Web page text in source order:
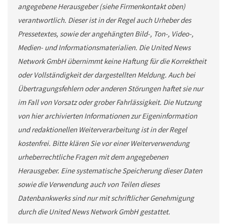
angegebene Herausgeber (siehe Firmenkontakt oben)
verantwortlich. Dieser ist in der Regel auch Urheber des
Pressetextes, sowie der angehängten Bild-, Ton-, Video-,
Medien- und Informationsmaterialien. Die United News
Network GmbH übernimmt keine Haftung für die Korrektheit
oder Vollständigkeit der dargestellten Meldung. Auch bei
Übertragungsfehlern oder anderen Störungen haftet sie nur
im Fall von Vorsatz oder grober Fahrlässigkeit. Die Nutzung
von hier archivierten Informationen zur Eigeninformation
und redaktionellen Weiterverarbeitung ist in der Regel
kostenfrei. Bitte klären Sie vor einer Weiterverwendung
urheberrechtliche Fragen mit dem angegebenen
Herausgeber. Eine systematische Speicherung dieser Daten
sowie die Verwendung auch von Teilen dieses
Datenbankwerks sind nur mit schriftlicher Genehmigung
durch die United News Network GmbH gestattet.